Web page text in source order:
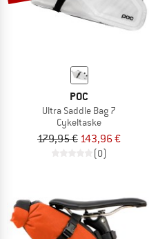
POC
Ultra Saddle Bag 7
Cykeltaske
179,95 € 143,96 €
(0)